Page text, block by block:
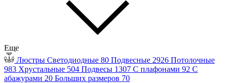
Еще
Люстры Светодиодные 80 Подвесные 2926 Потолочные
983 Хрустальные 504 Подвесы 1307 С плафонами 92 С
абажурами 20 Больших размеров 70